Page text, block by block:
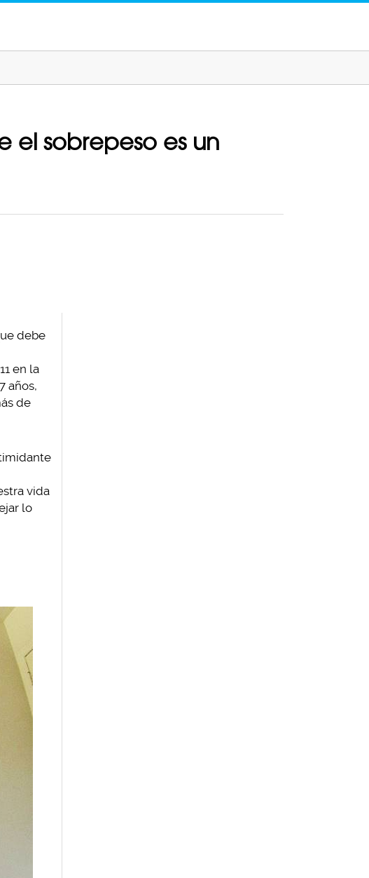
el sobrepeso es un
debe
en la
años,
de
vida
lo